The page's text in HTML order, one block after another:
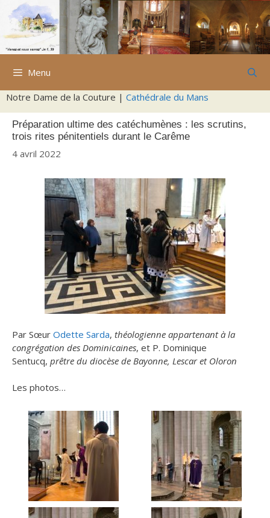
Aller
contenu
Menu
Notre Dame de la Couture | Cathédrale du Mans
Préparation ultime des catéchumènes : les scrutins,
trois rites pénitentiels durant le Carême
4 avril 2022
Par Sœur Odette Sarda, théologienne appartenant à la
congrégation des Dominicaines, et P. Dominique
Sentucq, prêtre du diocèse de Bayonne, Lescar et Oloron
Les photos…